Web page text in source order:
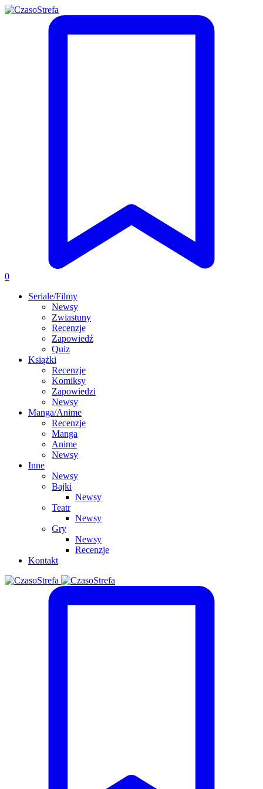
0
Seriale/Filmy
Newsy
Zwiastuny
Recenzje
Zapowiedź
Quiz
Książki
Recenzje
Komiksy
Zapowiedzi
Newsy
Manga/Anime
Recenzje
Manga
Anime
Newsy
Inne
Newsy
Bajki
Newsy
Teatr
Newsy
Gry
Newsy
Recenzje
Kontakt